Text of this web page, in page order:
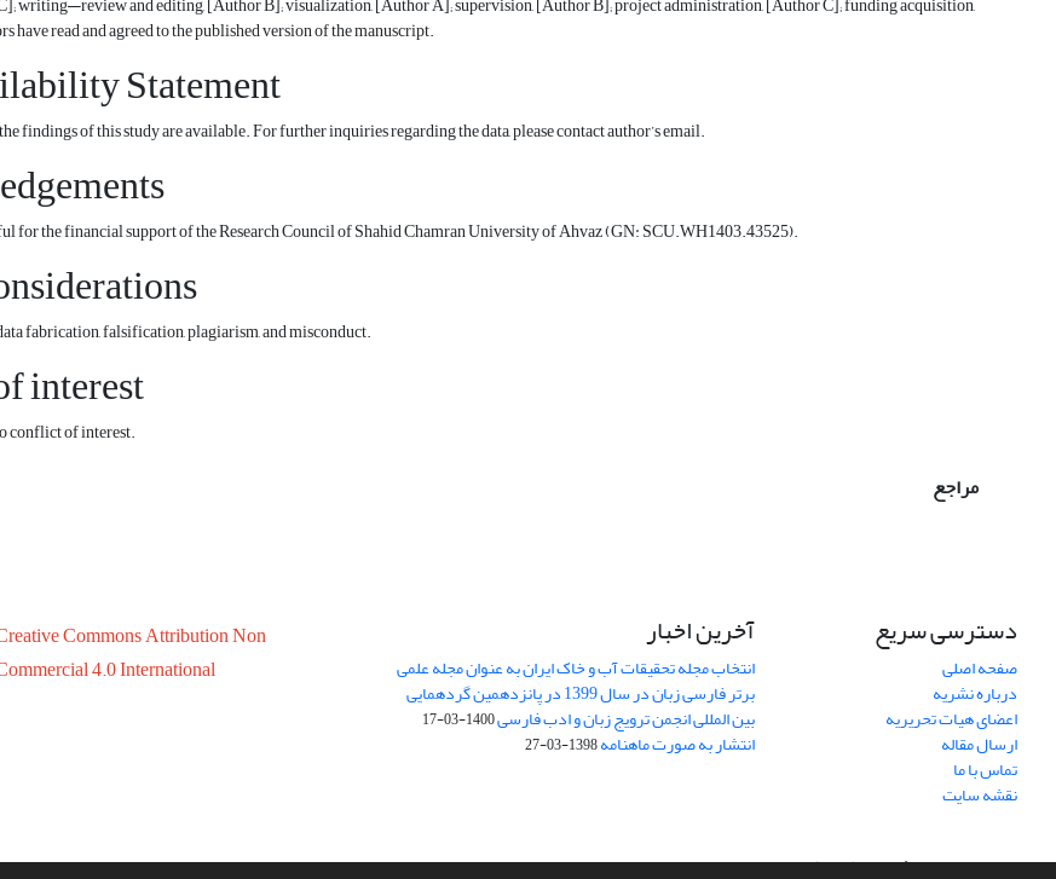
read and agreed to the published version of the manuscript.
Statement
findings of this study are available. For further inquiries regarding the data, please contact author’s email.
for the financial support of the Research Council of Shahid Chamran University of Ahvaz (GN: SCU.WH1403.43525).
fabrication, falsification, plagiarism, and misconduct.
interest
conflict of interest.
مراجع
دسترسی سریع
صفحه اصلی
درباره نشریه
اعضای هیات تحریریه
ارسال مقاله
تماس با ما
نقشه سایت
آخرین اخبار
انتخاب مجله تحقیقات آب و خاک ایران به عنوان مجله علمی
برتر فارسی زبان در سال 1399 در پانزدهمین گردهمایی
بین المللی انجمن ترویج زبان و ادب فارسی1400-03-17
انتشار به صورت ماهنامه1398-03-27
Commons Attribution Non
4.0 International
سامانه مدیریت نشریات علمی.طراحی و پیاده سازی ازسیناوب